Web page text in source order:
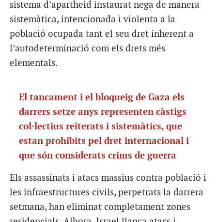
sistema d’apartheid instaurat nega de manera
sistemàtica, intencionada i violenta a la
població ocupada tant el seu dret inherent a
l’autodeterminació com els drets més
elementals.
El tancament i el bloqueig de Gaza els
darrers setze anys representen càstigs
col·lectius reiterats i sistemàtics, que
estan prohibits pel dret internacional i
que són considerats crims de guerra
Els assassinats i atacs massius contra població i
les infraestructures civils, perpetrats la darrera
setmana, han eliminat completament zones